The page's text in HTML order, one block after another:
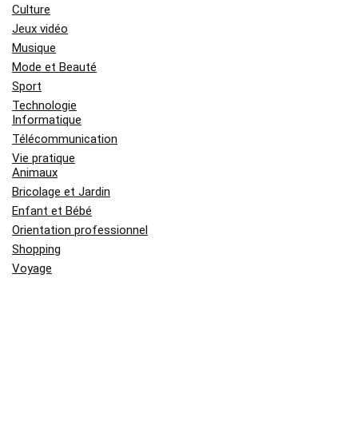
Culture
Jeux vidéo
Musique
Mode et Beauté
Sport
Technologie
Informatique
Télécommunication
Vie pratique
Animaux
Bricolage et Jardin
Enfant et Bébé
Orientation professionnel
Shopping
Voyage